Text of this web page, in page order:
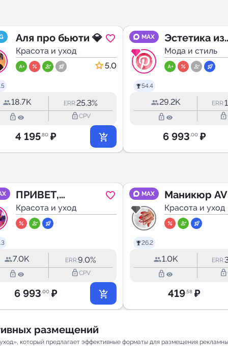
Аля про бьюти 💎
Красота и уход
5.0
18.7K ERR:25.3%
lock_outline lock_outlineCPV
4 195.80 ₽
MAX
54.4
Эстетика из
Pinterest
Мода и стиль
29.2K ERR:
lock_outline lock_outline
6 993.00 ₽
ПРИВЕТ,
ДЕВЧОНКИ 👧
Красота и уход
7.0K ERR:9.0%
lock_outline lock_outlineCPV
6 993.00 ₽
MAX
26.2
Маникюр
Красота и уход
1.0K ERR:
lock_outline lock_outline
419.58 ₽
размещений
который предлагает эффективные форматы для размещения